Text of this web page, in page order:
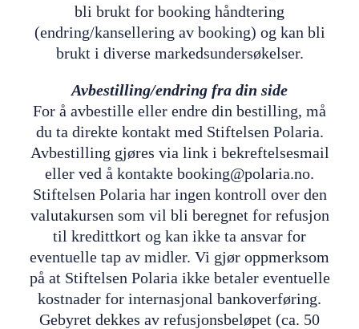
bli brukt for booking håndtering
(endring/kansellering av booking) og kan bli
brukt i diverse markedsundersøkelser.
Avbestilling/endring fra din side
For å avbestille eller endre din bestilling, må
du ta direkte kontakt med Stiftelsen Polaria.
Avbestilling gjøres via link i bekreftelsesmail
eller ved å kontakte booking@polaria.no.
Stiftelsen Polaria har ingen kontroll over den
valutakursen som vil bli beregnet for refusjon
til kredittkort og kan ikke ta ansvar for
eventuelle tap av midler. Vi gjør oppmerksom
på at Stiftelsen Polaria ikke betaler eventuelle
kostnader for internasjonal bankoverføring.
Gebyret dekkes av refusjonsbeløpet (ca. 50